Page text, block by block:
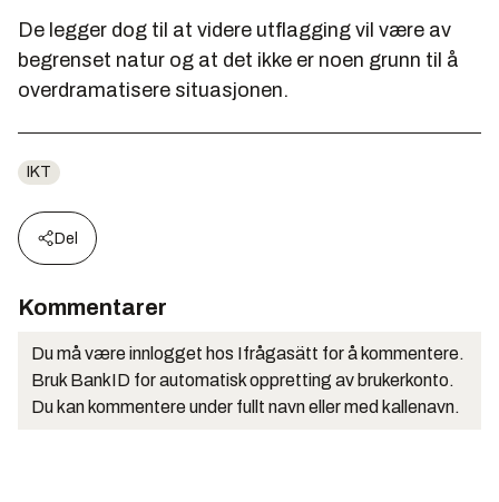
De legger dog til at videre utflagging vil være av
begrenset natur og at det ikke er noen grunn til å
overdramatisere situasjonen.
IKT
Del
Kommentarer
Du må være innlogget hos Ifrågasätt for å kommentere.
Bruk BankID for automatisk oppretting av brukerkonto.
Du kan kommentere under fullt navn eller med kallenavn.